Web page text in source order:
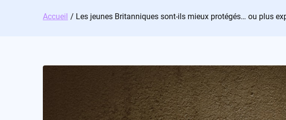
Accueil Les jeunes Britanniques sont-ils mieux protégés… ou plus